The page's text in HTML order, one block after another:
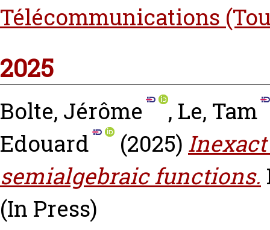
Télécommunications
2025
Bolte, Jérôme , Le, Tam
Edouard
(2025)
semialgebraic functions.
(In Press)